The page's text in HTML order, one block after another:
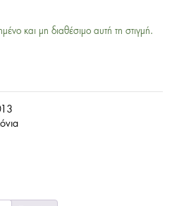
και μη διαθέσιμο αυτή τη στιγμή.